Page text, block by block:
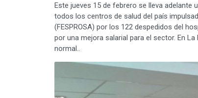
Este jueves 15 de febrero se lleva
todos los centros de salud del país
(FESPROSA) por los 122 despedidos del
por una mejora salarial para el sector. En
normal..